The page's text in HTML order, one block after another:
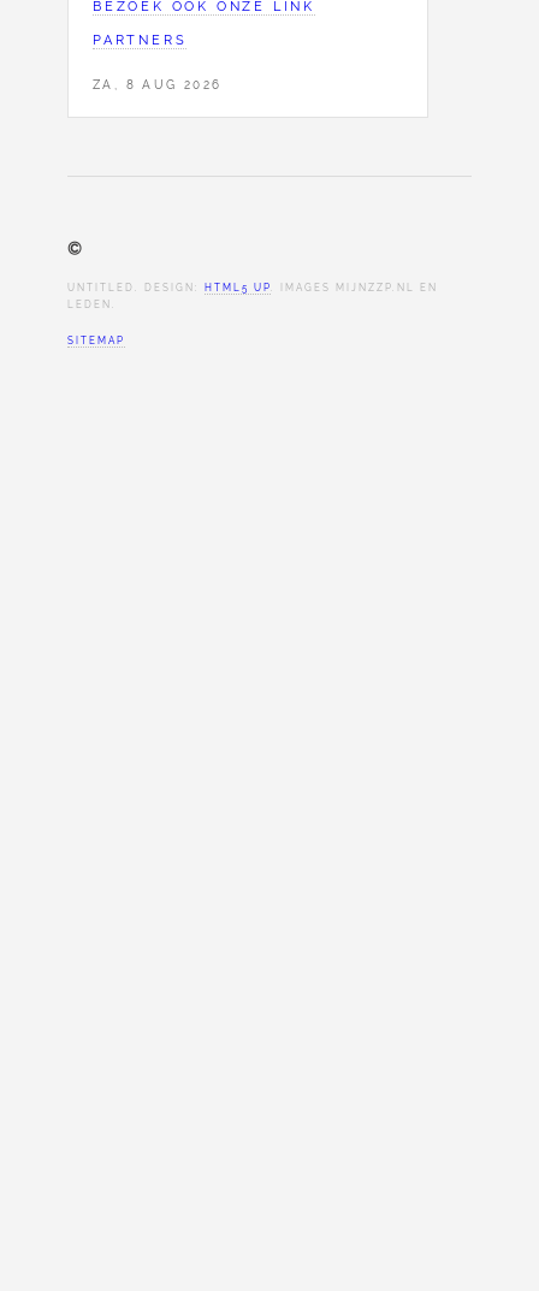
BEZOEK OOK ONZE LINK
PARTNERS
ZA, 8 AUG 2026
©
UNTITLED. DESIGN: HTML5 UP. IMAGES MIJNZZP.NL EN
LEDEN.
SITEMAP